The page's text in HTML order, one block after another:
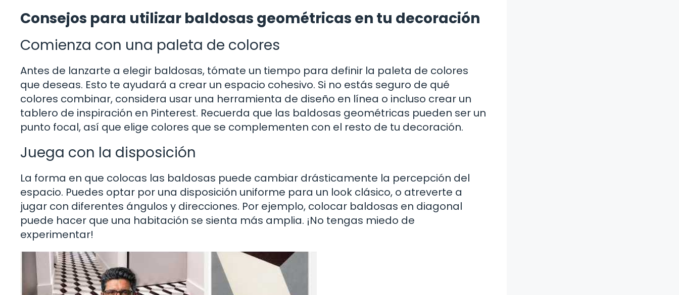
Consejos para utilizar baldosas geométricas en tu decoración
Comienza con una paleta de colores
Antes de lanzarte a elegir baldosas, tómate un tiempo para definir la paleta de colores
que deseas. Esto te ayudará a crear un espacio cohesivo. Si no estás seguro de qué
colores combinar, considera usar una herramienta de diseño en línea o incluso crear un
tablero de inspiración en Pinterest. Recuerda que las baldosas geométricas pueden ser un
punto focal, así que elige colores que se complementen con el resto de tu decoración.
Juega con la disposición
La forma en que colocas las baldosas puede cambiar drásticamente la percepción del
espacio. Puedes optar por una disposición uniforme para un look clásico, o atreverte a
jugar con diferentes ángulos y direcciones. Por ejemplo, colocar baldosas en diagonal
puede hacer que una habitación se sienta más amplia. ¡No tengas miedo de
experimentar!